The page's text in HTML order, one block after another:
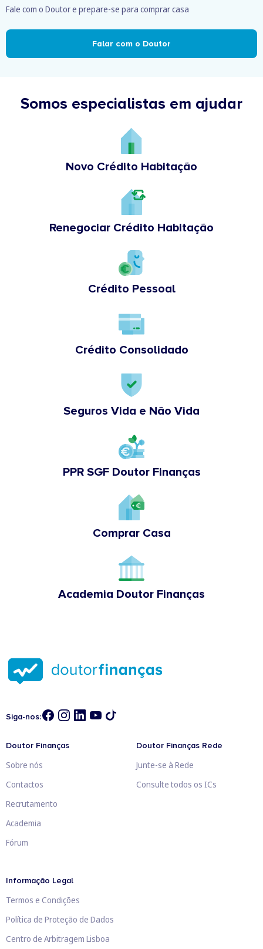
Fale com o Doutor e prepare-se para comprar casa
Falar com o Doutor
Somos especialistas em ajudar
Novo Crédito Habitação
Renegociar Crédito Habitação
Crédito Pessoal
Crédito Consolidado
Seguros Vida e Não Vida
PPR SGF Doutor Finanças
Comprar Casa
Academia Doutor Finanças
Siga-nos:
Doutor Finanças
Sobre nós
Contactos
Recrutamento
Academia
Fórum
Doutor Finanças Rede
Junte-se à Rede
Consulte todos os ICs
Informação Legal
Termos e Condições
Política de Proteção de Dados
Centro de Arbitragem Lisboa